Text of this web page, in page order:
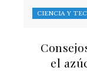
CIENCIA Y
el